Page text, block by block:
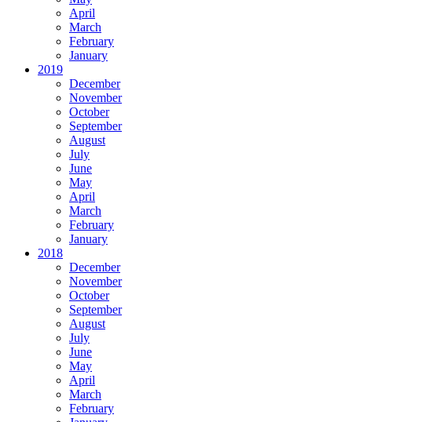
April
March
February
January
2019
December
November
October
September
August
July
June
May
April
March
February
January
2018
December
November
October
September
August
July
June
May
April
March
February